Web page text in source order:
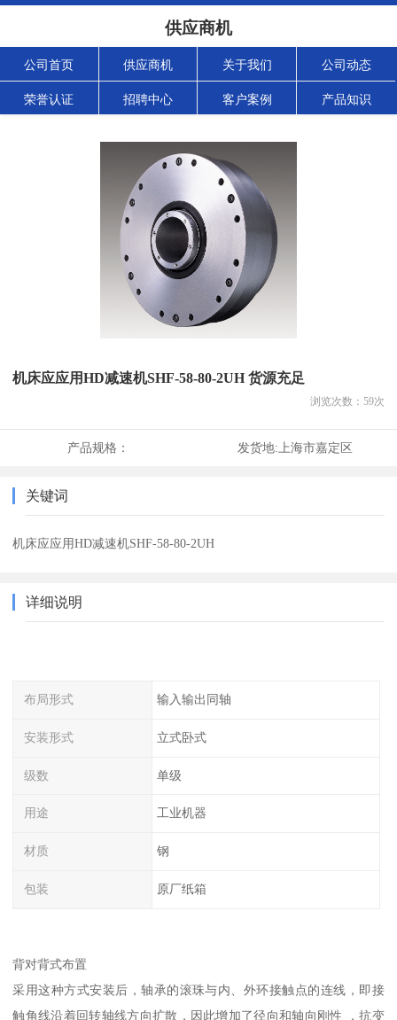
供应商机
公司首页 供应商机 关于我们 公司动态
荣誉认证 招聘中心 客户案例 产品知识
机床应应用HD减速机SHF-58-80-2UH 货源充足
浏览次数： 59次
产品规格： 发货地: 上海市嘉定区
关键词
机床应应用HD减速机SHF-58-80-2UH
详细说明
布局形式 输入输出同轴
安装形式 立式卧式
级数 单级
用途 工业机器
材质 钢
包装 原厂纸箱
背对背式布置
采用这种方式安装后，轴承的滚珠与内、外环接触点的连线，即接
触角线沿着回转轴线方向扩散，因此增加了径向和轴向刚性 ，抗变